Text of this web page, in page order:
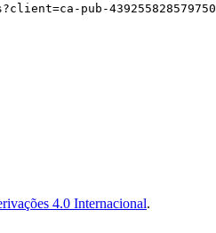
pub-
4.0 Internacional.